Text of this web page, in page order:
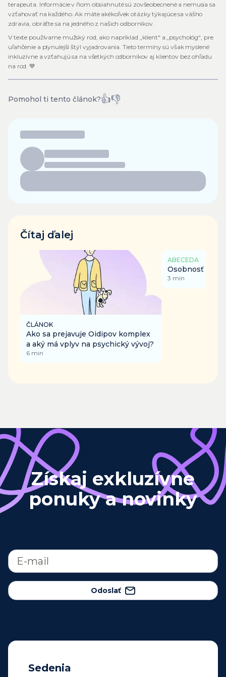
terapeuta. Informácie v ňom obsiahnuté sú zovšeobecnené a nemusia sa
vzťahovať na každého. Ak máte akékoľvek otázky týkajúce sa vášho
zdravia, obráťte sa na jedného z našich odborníkov.
V texte používame mužský rod, ako napríklad „klient“ a „psychológ“, pre
uľahčenie a plynulejší štýl vyjadrovania. Tieto termíny sú však myslené
inkluzívne a vzťahujú sa na všetkých odborníkov aj klientov bez ohľadu
na rod. 💙
Pomohol ti tento článok?👍👎
Čítaj ďalej
ČLÁNOK
Ako sa prejavuje Oidipov komplex
a aký má vplyv na psychický vývoj?
6 min
ABECEDA
Osobnosť
3 min
Získaj exkluzívne
ponuky a novinky
Odoslať
Sedenia